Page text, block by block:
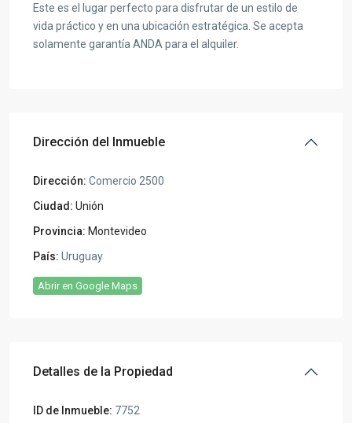
Este es el lugar perfecto para disfrutar de un estilo de
vida práctico y en una ubicación estratégica. Se acepta
solamente garantía ANDA para el alquiler.
Dirección del Inmueble
Dirección: Comercio 2500
Ciudad: Unión
Provincia: Montevideo
País: Uruguay
Abrir en Google Maps
Detalles de la Propiedad
ID de Inmueble: 7752